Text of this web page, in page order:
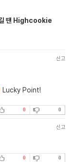
길 땐 Highcookie
신고
Lucky Point!
0 0
신고
0 0